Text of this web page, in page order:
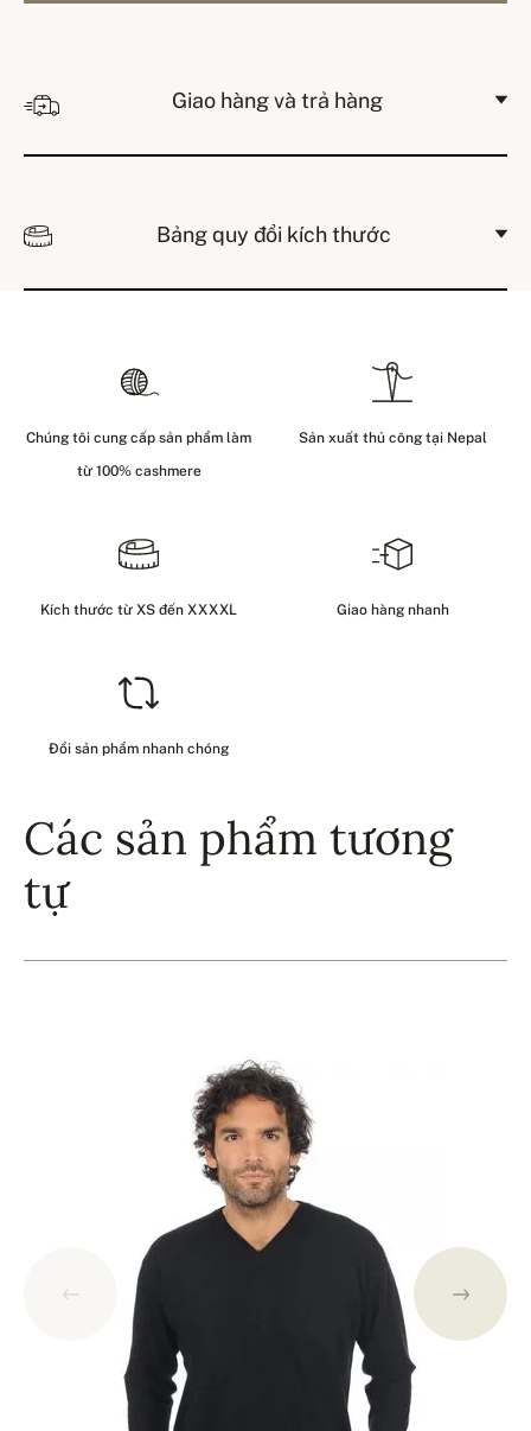
Giao hàng và trả hàng
Bảng quy đổi kích thước
Chúng tôi cung cấp sản phẩm làm
từ 100% cashmere
Sản xuất thủ công tại Nepal
Kích thước từ XS đến XXXXL Giao hàng nhanh
Đổi sản phẩm nhanh chóng
Các sản phẩm tương
tự